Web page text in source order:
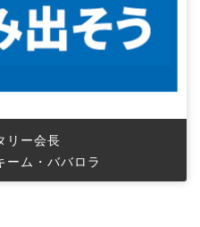
リー会長
ーム・ババロラ